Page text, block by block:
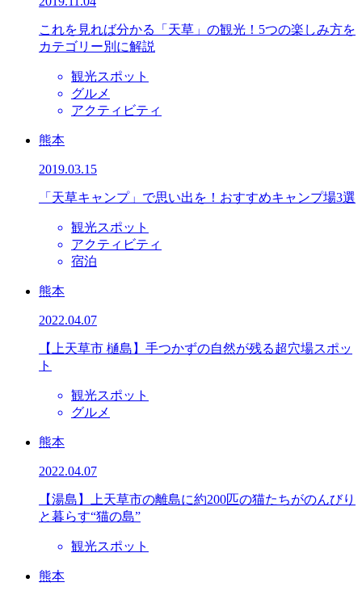
これを見れば分かる「天草」の観光！5つの楽しみ方を
カテゴリー別に解説
観光スポット
グルメ
アクティビティ
熊本
2019.03.15
「天草キャンプ」で思い出を！おすすめキャンプ場3選
観光スポット
アクティビティ
宿泊
熊本
2022.04.07
【上天草市 樋島】手つかずの自然が残る超穴場スポッ
ト
観光スポット
グルメ
熊本
2022.04.07
【湯島】上天草市の離島に約200匹の猫たちがのんびり
と暮らす“猫の島”
観光スポット
熊本